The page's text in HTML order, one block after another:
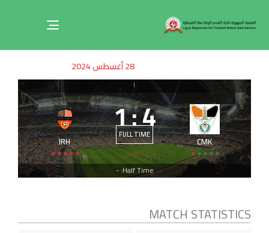
Toggle
IN:on:
28 أغسطس 2024
|
CMK
4
:
1FULL TIME
IRH
Half Time: -
MATCH STATISTICS